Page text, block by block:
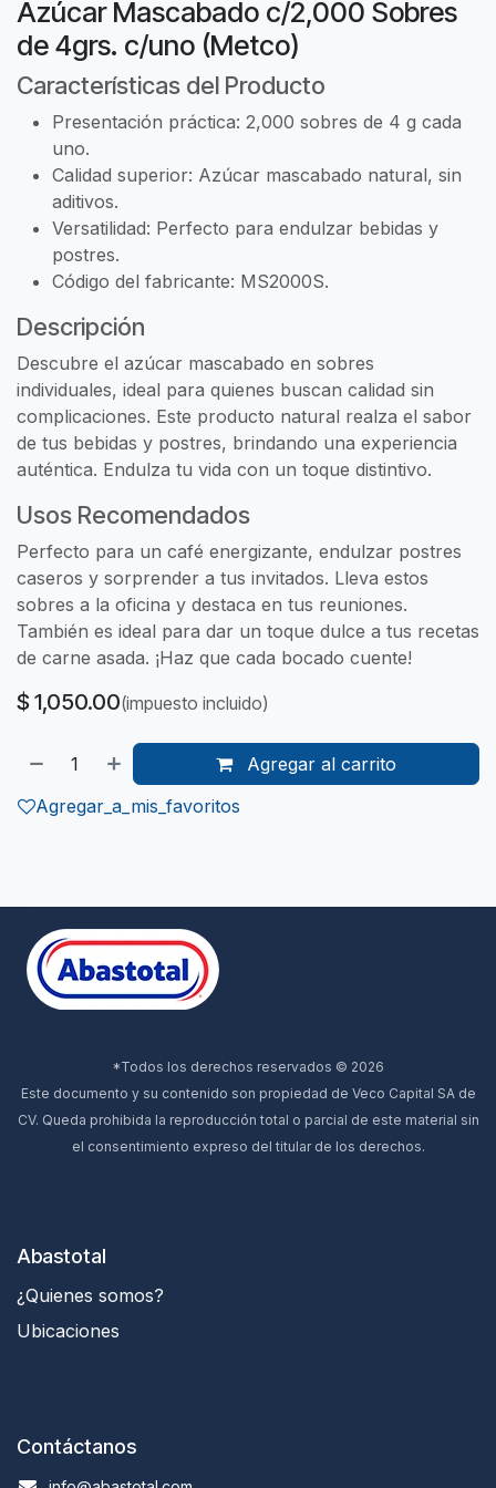
Azúcar Mascabado c/2,000 Sobres
de 4grs. c/uno (Metco)
Características del Producto
Presentación práctica: 2,000 sobres de 4 g cada
uno.
Calidad superior: Azúcar mascabado natural, sin
aditivos.
Versatilidad: Perfecto para endulzar bebidas y
postres.
Código del fabricante: MS2000S.
Descripción
Descubre el azúcar mascabado en sobres
individuales, ideal para quienes buscan calidad sin
complicaciones. Este producto natural realza el sabor
de tus bebidas y postres, brindando una experiencia
auténtica. Endulza tu vida con un toque distintivo.
Usos Recomendados
Perfecto para un café energizante, endulzar postres
caseros y sorprender a tus invitados. Lleva estos
sobres a la oficina y destaca en tus reuniones.
También es ideal para dar un toque dulce a tus recetas
de carne asada. ¡Haz que cada bocado cuente!
$ 1,050.00(impuesto incluido)
Agregar al carrito
Agregar_a_mis_favoritos
*Todos los derechos reservados © 2026
Este documento y su contenido son propiedad de Veco Capital SA de
CV. Queda prohibida la reproducción total o parcial de este material sin
el consentimiento expreso del titular de los derechos.
Abastotal
¿Quienes somos?
Ubicaciones
Contáctanos